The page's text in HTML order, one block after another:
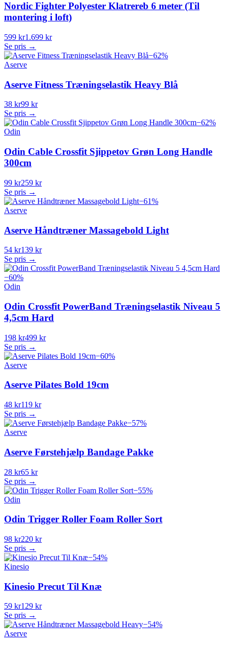
Nordic Fighter Polyester Klatrereb 6 meter (Til
montering i loft)
599 kr1.699 kr
Se pris →
−62%
Aserve
Aserve Fitness Træningselastik Heavy Blå
38 kr99 kr
Se pris →
−62%
Odin
Odin Cable Crossfit Sjippetov Grøn Long Handle
300cm
99 kr259 kr
Se pris →
−61%
Aserve
Aserve Håndtræner Massagebold Light
54 kr139 kr
Se pris →
−60%
Odin
Odin Crossfit PowerBand Træningselastik Niveau 5
4,5cm Hard
198 kr499 kr
Se pris →
−60%
Aserve
Aserve Pilates Bold 19cm
48 kr119 kr
Se pris →
−57%
Aserve
Aserve Førstehjælp Bandage Pakke
28 kr65 kr
Se pris →
−55%
Odin
Odin Trigger Roller Foam Roller Sort
98 kr220 kr
Se pris →
−54%
Kinesio
Kinesio Precut Til Knæ
59 kr129 kr
Se pris →
−54%
Aserve